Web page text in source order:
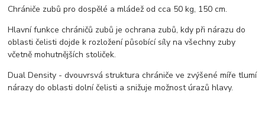
Chrániče zubů pro dospělé a mládež od cca 50 kg, 150 cm.
Hlavní funkce chráničů zubů je ochrana zubů, kdy při nárazu do
oblasti čelisti dojde k rozložení působící síly na všechny zuby
včetně mohutnějších stoliček.
Dual Density - dvouvrsvá struktura chrániče ve zvýšené míře tlumí
nárazy do oblasti dolní čelisti a snižuje možnost úrazů hlavy.